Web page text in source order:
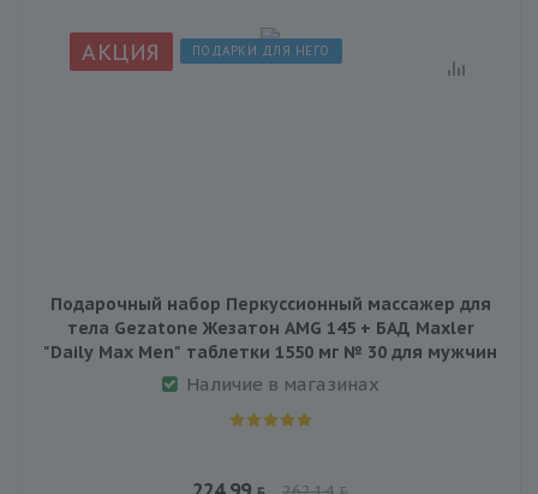
АКЦИЯ ПОДАРКИ ДЛЯ НЕГО
Подарочный набор Перкусcионный массажер для
тела Gezatone Жезатон AMG 145 + БАД Maxler
"Daily Max Men" таблетки 1550 мг № 30 для мужчин
Наличие в магазинах